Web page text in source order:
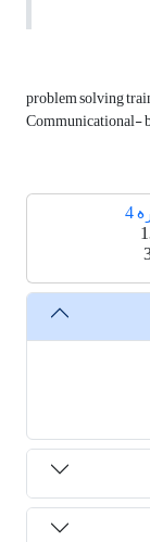
problem solving
Communicational-